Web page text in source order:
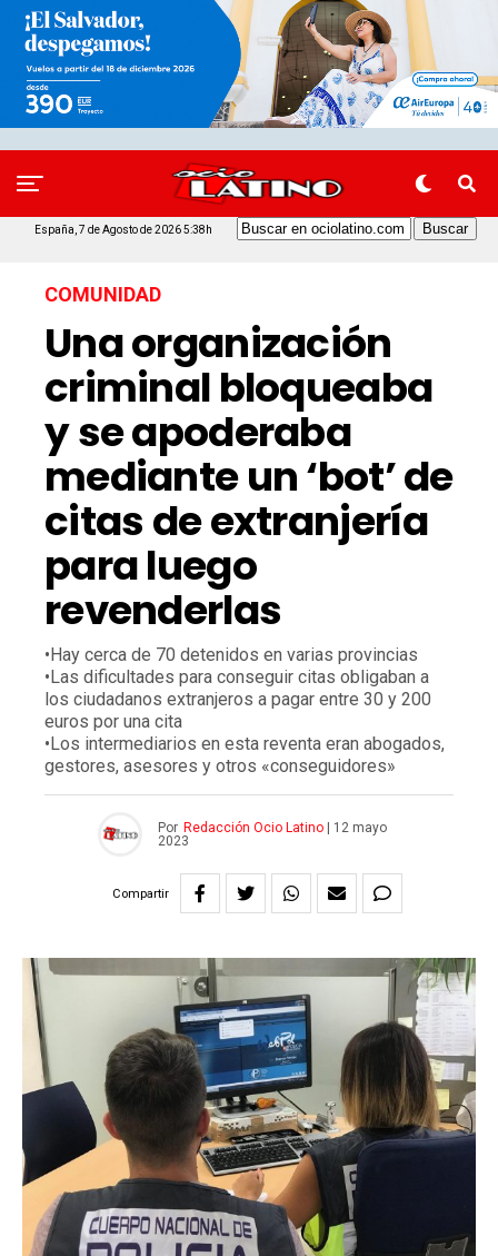
España, 7 de Agosto de 2026 5:38h
COMUNIDAD
Una organización
criminal bloqueaba
y se apoderaba
mediante un ‘bot’ de
citas de extranjería
para luego
revenderlas
•Hay cerca de 70 detenidos en varias provincias
•Las dificultades para conseguir citas obligaban a
los ciudadanos extranjeros a pagar entre 30 y 200
euros por una cita
•Los intermediarios en esta reventa eran abogados,
gestores, asesores y otros «conseguidores»
Por Redacción Ocio Latino|
12 mayo
2023
Compartir